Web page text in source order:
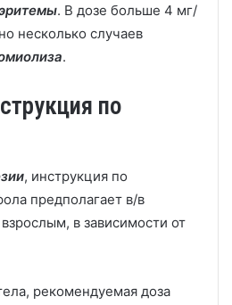
. В дозе больше 4 мг/
несколько случаев
.
по
, инструкция по
предполагает в/в
в зависимости от
рекомендуемая доза